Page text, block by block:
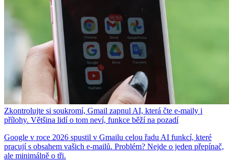
Zkontrolujte si soukromí, Gmail zapnul AI, která čte e-maily i
přílohy. Většina lidí o tom neví, funkce běží na pozadí
Google v roce 2026 spustil v Gmailu celou řadu AI funkcí, které
pracují s obsahem vašich e-mailů. Problém? Nejde o jeden přepínač,
ale minimálně o tři.